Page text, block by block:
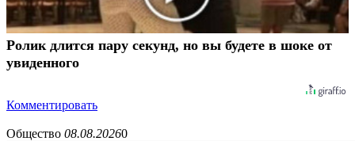
Ролик длится пару секунд, но вы будете в шоке от
увиденного
Комментировать
Общество 08.08.20260